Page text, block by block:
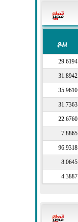
بيع
29.6194
31.8942
35.9610
31.7363
22.6760
7.8865
96.9318
8.0645
4.3887